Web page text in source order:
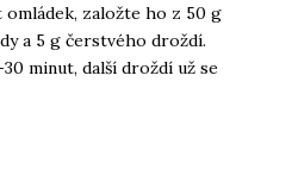
založte ho z 50 g
a 5 g čerstvého droždí.
minut, další droždí už se